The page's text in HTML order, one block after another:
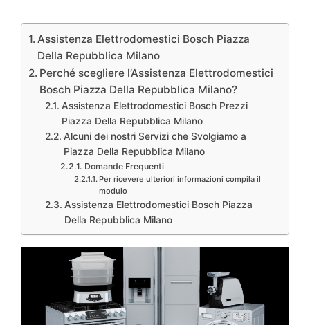
Assistenza Elettrodomestici Bosch Piazza
Della Repubblica Milano
Perché scegliere l’Assistenza Elettrodomestici
Bosch Piazza Della Repubblica Milano?
Assistenza Elettrodomestici Bosch Prezzi
Piazza Della Repubblica Milano
Alcuni dei nostri Servizi che Svolgiamo a
Piazza Della Repubblica Milano
Domande Frequenti
Per ricevere ulteriori informazioni compila il
modulo
Assistenza Elettrodomestici Bosch Piazza
Della Repubblica Milano